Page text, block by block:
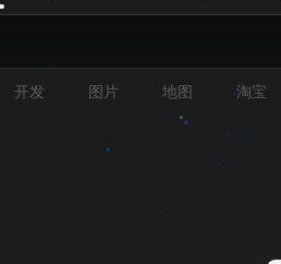
开发 图片 地图 淘宝